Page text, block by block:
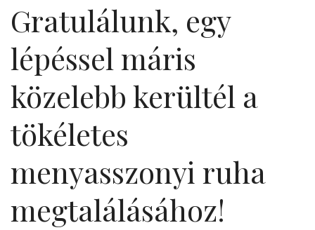
Gratulálunk, egy
lépéssel máris
közelebb kerültél a
tökéletes
menyasszonyi ruha
megtalálásához!